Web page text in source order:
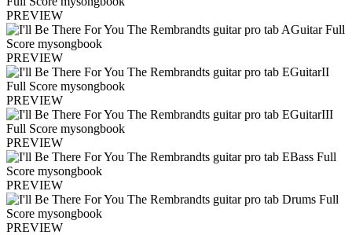
PREVIEW
PREVIEW
PREVIEW
PREVIEW
PREVIEW
PREVIEW